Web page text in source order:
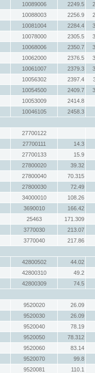
10089006 2249.5
10088003 2256.9
10081004 2284.4
10078000 2305.5
10068006 2350.7
10062000 2376.5
10061007 2379.3
10056302 2397.4
10054500 2409.7
10053009
2414.8
10046105
2458.3
27700122
27700111
14.3
27700133
15.9
27800020
39.32
27800040
70.315
27800030
72.49
34000010
108.26
3690010
166.42
25463
171.309
3770030
213.07
3770040
217.86
42800502
44.02
42800310
49.2
42800309
74.5
9520020
26.09
9520030
26.09
9520040
78.19
9520050
78.312
9520060
83.14
9520070
99.8
9520081
110.1